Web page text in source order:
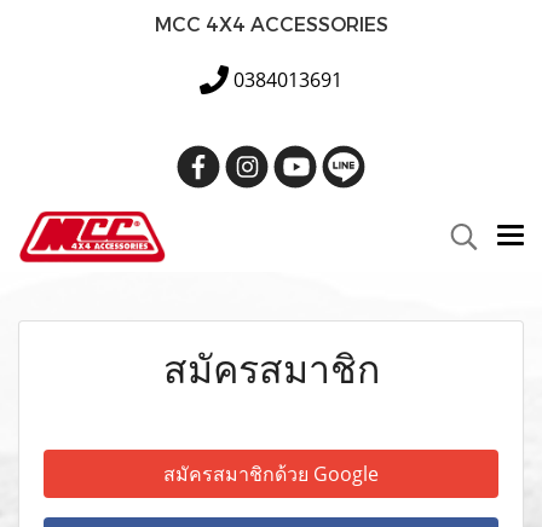
MCC 4X4 ACCESSORIES
0384013691
สมัครสมาชิก
สมัครสมาชิกด้วย Google